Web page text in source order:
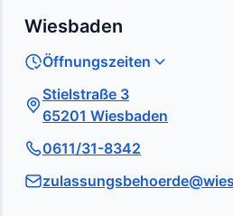
Wiesbaden
Öffnungszeiten
Stielstraße 3
65201 Wiesbaden
0611/31-8342